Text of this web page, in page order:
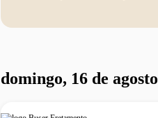
domingo, 16 de agosto